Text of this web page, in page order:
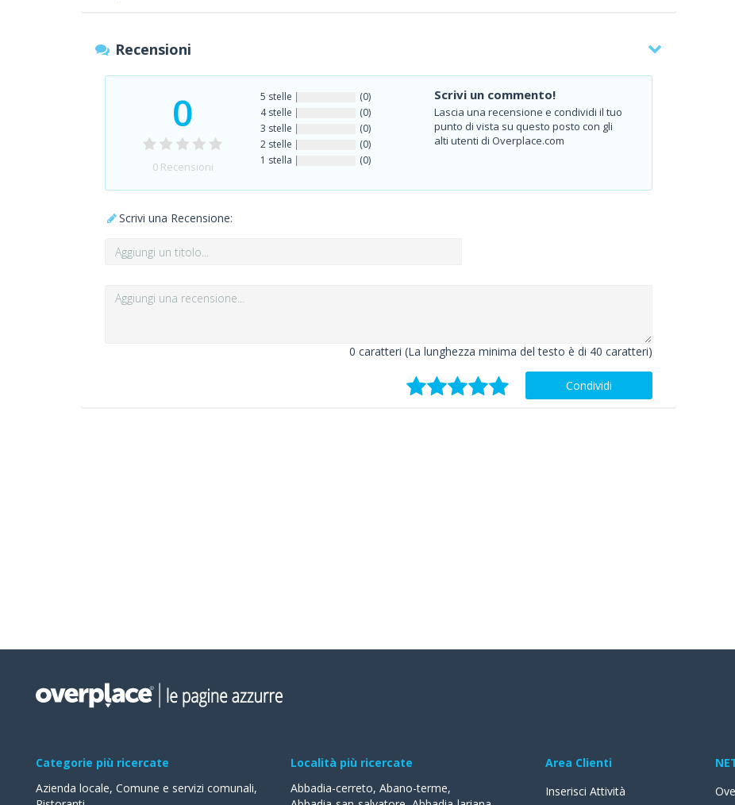
Recensioni
0
0Recensioni
5 stelle
(0)
4 stelle
(0)
3 stelle
(0)
2 stelle
(0)
1 stella
(0)
Scrivi un commento!
Lascia una recensione e condividi il tuo
punto di vista su questo posto con gli
alti utenti di Overplace.com
Scrivi una Recensione:
0 caratteri (La lunghezza minima del testo è di 40 caratteri)
Condividi
Categorie più ricercate
Azienda locale, Comune e servizi comunali,
Località più ricercate
Abbadia-cerreto, Abano-terme,
Area Clienti
Inserisci Attività